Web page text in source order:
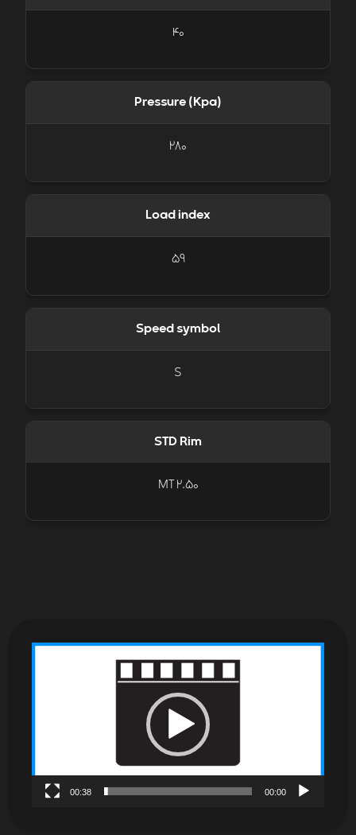
40
Pressure (Kpa)
280
Load index
59
Speed symbol
S
STD Rim
MT 2.50
00:00
00:38